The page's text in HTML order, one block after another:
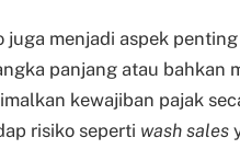
menjadi aspek
panjang atau bahkan
kewajiban pajak
risiko seperti wash sales